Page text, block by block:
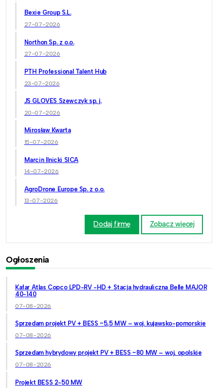
Bexie Group S.L.
27-07-2026
Northon Sp. z o.o.
27-07-2026
PTH Professional Talent Hub
23-07-2026
JS GLOVES Szewczyk sp. j.
20-07-2026
Mirosław Kwarta
15-07-2026
Marcin Ilnicki SICA
14-07-2026
AgroDrone Europe Sp. z o.o.
13-07-2026
Dodaj firmę Zobacz więcej
Ogłoszenia
Kafar Atlas Copco LPD-RV -HD + Stacja hydrauliczna Belle MAJOR
40-140
07-08-2026
Sprzedam projekt PV + BESS ~5,5 MW – woj. kujawsko-pomorskie
07-08-2026
Sprzedam hybrydowy projekt PV + BESS ~80 MW – woj. opolskie
07-08-2026
Projekt BESS 2-50 MW